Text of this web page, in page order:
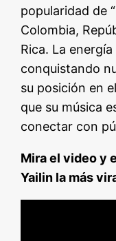
popularidad de
Colombia,
Rica. La
conquistando
su posición en
que su música
conectar con
Mira el video y
Yailin la más